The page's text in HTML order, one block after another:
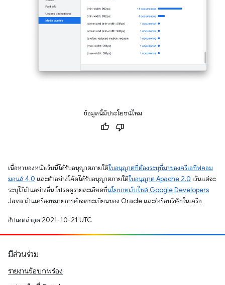
ข้อมูลนี้มีประโยชน์ไหม
เนื้อหาของหน้าเว็บนี้ได้รับอนุญาตภายใต้ใบอนุญาตที่ต้องระบุที่มาของครีเอทีฟคอม
มอนส์ 4.0 และตัวอย่างโค้ดได้รับอนุญาตภายใต้ใบอนุญาต Apache 2.0 เว้นแต่จะ
ระบุไว้เป็นอย่างอื่น โปรดดูรายละเอียดที่นโยบายเว็บไซต์ Google Developers
Java เป็นเครื่องหมายการค้าจดทะเบียนของ Oracle และ/หรือบริษัทในเครือ
อัปเดตล่าสุด 2021-10-21 UTC
มีส่วนร่วม
รายงานข้อบกพร่อง